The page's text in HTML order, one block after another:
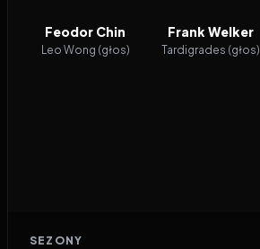
Feodor Chin
Leo Wong (głos)
Frank Welker
Tardigrades (głos)
SEZONY